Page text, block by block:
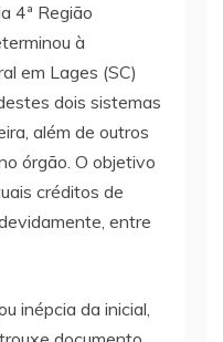
4ª Região
à
em Lages (SC)
dois sistemas
além de outros
órgão. O objetivo
créditos de
entre
inépcia da inicial,